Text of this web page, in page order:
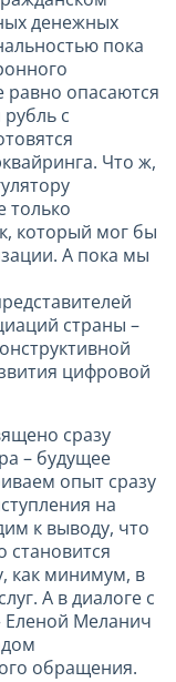
денежных
пока
равно опасаются
с
Что ж,
только
который мог бы
А пока мы
страны –
цифровой
сразу
– будущее
опыт сразу
на
к выводу, что
как минимум, в
А в диалоге с
Еленой Меланич
обращения.